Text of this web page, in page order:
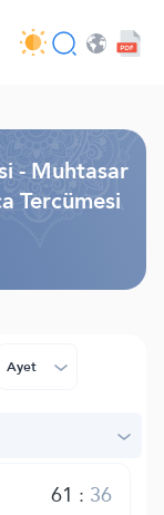
- Muhtasar
Tercümesi
Ayet
61 : 36